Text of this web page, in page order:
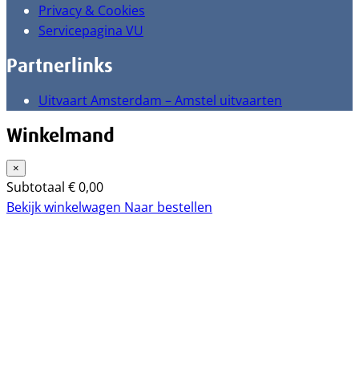
Privacy & Cookies
Servicepagina VU
Partnerlinks
Uitvaart Amsterdam – Amstel uitvaarten
Winkelmand
×
Subtotaal €0,00
Bekijk winkelwagen Naar bestellen